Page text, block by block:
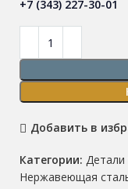
+7 (343) 227-30-01
Добавить в
Категории:
Нержавеющая